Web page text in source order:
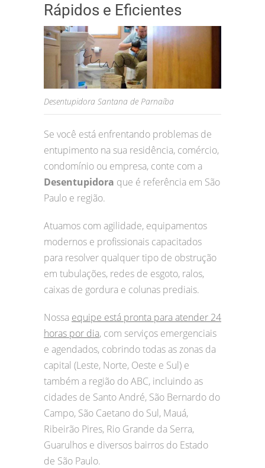
Rápidos e Eficientes
Desentupidora Santana de Parnaíba
Se você está enfrentando problemas de
entupimento na sua residência, comércio,
condomínio ou empresa, conte com a
Desentupidora que é referência em São
Paulo e região.
Atuamos com agilidade, equipamentos
modernos e profissionais capacitados
para resolver qualquer tipo de obstrução
em tubulações, redes de esgoto, ralos,
caixas de gordura e colunas prediais.
Nossa equipe está pronta para atender 24
horas por dia, com serviços emergenciais
e agendados, cobrindo todas as zonas da
capital (Leste, Norte, Oeste e Sul) e
também a região do ABC, incluindo as
cidades de Santo André, São Bernardo do
Campo, São Caetano do Sul, Mauá,
Ribeirão Pires, Rio Grande da Serra,
Guarulhos e diversos bairros do Estado
de São Paulo.